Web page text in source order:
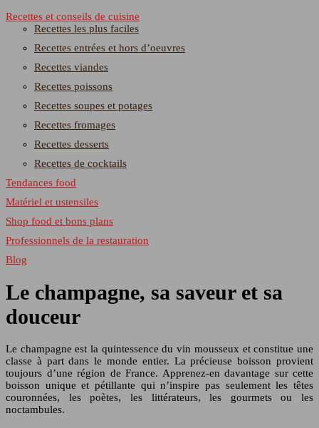
Recettes et conseils de cuisine
Recettes les plus faciles
Recettes entrées et hors d’oeuvres
Recettes viandes
Recettes poissons
Recettes soupes et potages
Recettes fromages
Recettes desserts
Recettes de cocktails
Tendances food
Matériel et ustensiles
Shop food et bons plans
Professionnels de la restauration
Blog
Le champagne, sa saveur et sa
douceur
Le champagne est la quintessence du vin mousseux et constitue une
classe à part dans le monde entier. La précieuse boisson provient
toujours d’une région de France. Apprenez-en davantage sur cette
boisson unique et pétillante qui n’inspire pas seulement les têtes
couronnées, les poètes, les littérateurs, les gourmets ou les
noctambules.